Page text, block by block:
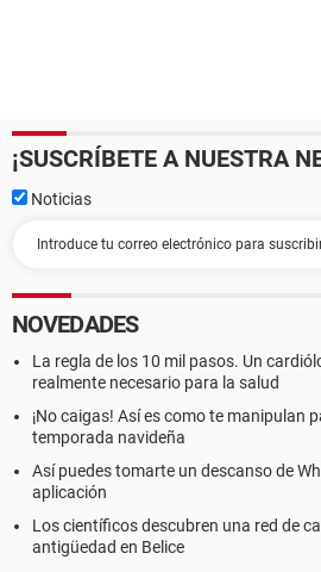
¡SUSCRÍBETE A NUESTRA
Noticias
NOVEDADES
La regla de los 10 mil pasos. Un
realmente necesario para la salud
¡No caigas! Así es como te manipulan
temporada navideña
Así puedes tomarte un descanso de
aplicación
Los científicos descubren una red de
antigüedad en Belice